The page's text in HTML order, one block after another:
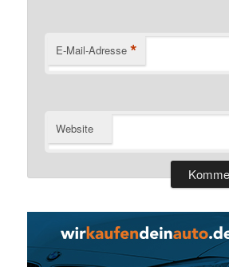
E-Mail-Adresse *
Website